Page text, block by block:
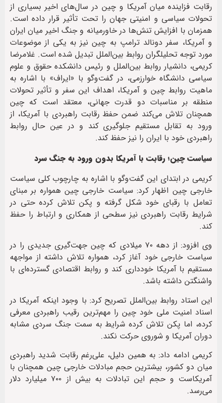
رقابت فزاینده میان آمریکا و چین در سال‌های اخیر بسیاری از
تحولات سیاسی و امنیتی جهان را تحت تأثیر قرار داده است.
همزمان با افزایش تنش‌ها در خاورمیانه و جنگ اخیر میان ایران
و آمریکا، سفر دونالد ترامپ به چین نیز به یکی از موضوعات
مورد توجه تحلیلگران روابط بین‌الملل تبدیل شده است. غلامرضا
کریمی، دانشیار روابط بین‌الملل و رئیس دانشکده حقوق و علوم
سیاسی دانشگاه خوارزمی، در گفت‌وگو با «ایراف» با اشاره به
ماهیت روابط چین و آمریکا، اهداف این سفر و تأثیر تحولات
منطقه بر مناسبات دو قدرت جهانی، معتقد است که چین
همچنان تلاش می‌کند ضمن حفظ رقابت راهبردی با آمریکا، از
ورود به تقابل مستقیم جلوگیری کند و در عین حال روابط
راهبردی خود با ایران را نیز حفظ کند.
سیاست چین؛ رقابت با آمریکا بدون ورود به جنگ سرد
کریمی در ابتدای این گفت‌وگو با اشاره به چارچوب کلی سیاست
خارجی چین اظهار کرد: سیاست خارجی چین همواره بر مبنای
تعامل با رقبای خود شکل گرفته و پکن تلاش کرده حتی در
شرایط رقابت راهبردی نیز سطحی از همکاری و ارتباط را حفظ
کند.
وی افزود: از دهه ۷۰ میلادی که چین جهت‌گیری جدیدی را در
سیاست خارجی خود آغاز کرد، همواره تلاش داشته از مواجهه
مستقیم با آمریکا خودداری کند و روابط اقتصادی گسترده‌ای با
واشنگتن داشته باشد.
این استاد روابط بین‌الملل تصریح کرد: با وجود اینکه آمریکا در
اسناد امنیت ملی خود چین را مهم‌ترین رقیب راهبردی معرفی
کرده، اما پکن تلاش کرده شرایط به سمت جنگ سردی مشابه
دوران آمریکا و شوروی حرکت نکند.
کریمی ادامه داد: به همین دلیل، علی‌رغم رقابت شدید راهبردی
میان دو کشور، بیشترین حجم مبادلات خارجی چین همچنان با
آمریکاست و حجم این تبادلات به بیش از ۷۰۰ میلیارد دلار
می‌رسد.